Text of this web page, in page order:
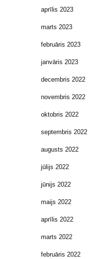
aprīlis 2023
marts 2023
februāris 2023
janvāris 2023
decembris 2022
novembris 2022
oktobris 2022
septembris 2022
augusts 2022
jūlijs 2022
jūnijs 2022
maijs 2022
aprīlis 2022
marts 2022
februāris 2022